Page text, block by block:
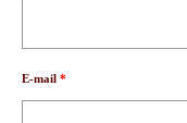
E-mail *